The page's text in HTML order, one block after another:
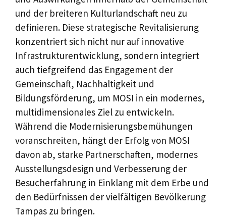
und der breiteren Kulturlandschaft neu zu
definieren. Diese strategische Revitalisierung
konzentriert sich nicht nur auf innovative
Infrastrukturentwicklung, sondern integriert
auch tiefgreifend das Engagement der
Gemeinschaft, Nachhaltigkeit und
Bildungsförderung, um MOSI in ein modernes,
multidimensionales Ziel zu entwickeln.
Während die Modernisierungsbemühungen
voranschreiten, hängt der Erfolg von MOSI
davon ab, starke Partnerschaften, modernes
Ausstellungsdesign und Verbesserung der
Besucherfahrung in Einklang mit dem Erbe und
den Bedürfnissen der vielfältigen Bevölkerung
Tampas zu bringen.